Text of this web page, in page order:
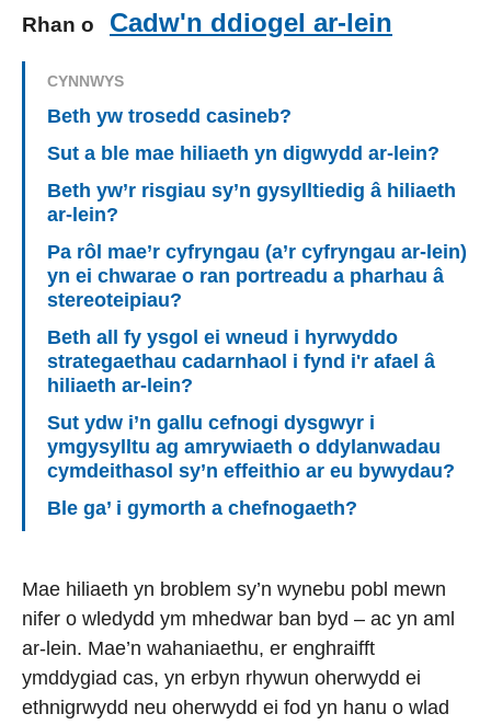
Rhan o Cadw'n ddiogel ar-lein
CYNNWYS
Beth yw trosedd casineb?
Sut a ble mae hiliaeth yn digwydd ar-lein?
Beth yw’r risgiau sy’n gysylltiedig â hiliaeth
ar-lein?
Pa rôl mae’r cyfryngau (a’r cyfryngau ar-lein)
yn ei chwarae o ran portreadu a pharhau â
stereoteipiau?
Beth all fy ysgol ei wneud i hyrwyddo
strategaethau cadarnhaol i fynd i'r afael â
hiliaeth ar-lein?
Sut ydw i’n gallu cefnogi dysgwyr i
ymgysylltu ag amrywiaeth o ddylanwadau
cymdeithasol sy’n effeithio ar eu bywydau?
Ble ga’ i gymorth a chefnogaeth?
Mae hiliaeth yn broblem sy’n wynebu pobl mewn
nifer o wledydd ym mhedwar ban byd – ac yn aml
ar-lein. Mae’n wahaniaethu, er enghraifft
ymddygiad cas, yn erbyn rhywun oherwydd ei
ethnigrwydd neu oherwydd ei fod yn hanu o wlad